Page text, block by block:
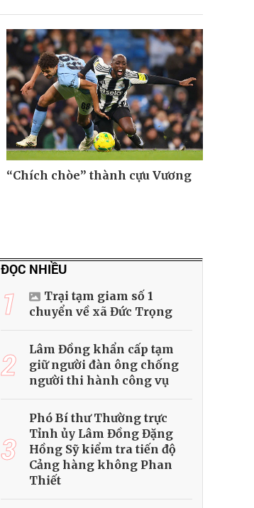
“Chích chòe” thành cựu Vương
ĐỌC NHIỀU
1
Trại tạm giam số 1
chuyển về xã Đức Trọng
2
Lâm Đồng khẩn cấp tạm
giữ người đàn ông chống
người thi hành công vụ
3
Phó Bí thư Thường trực
Tỉnh ủy Lâm Đồng Đặng
Hồng Sỹ kiểm tra tiến độ
Cảng hàng không Phan
Thiết